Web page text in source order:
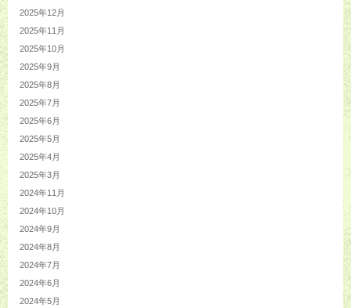
2025年12月
2025年11月
2025年10月
2025年9月
2025年8月
2025年7月
2025年6月
2025年5月
2025年4月
2025年3月
2024年11月
2024年10月
2024年9月
2024年8月
2024年7月
2024年6月
2024年5月